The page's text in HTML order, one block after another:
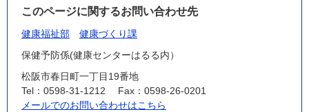
このページに関するお問い合わせ先
健康福祉部
健康づくり課
保健予防係(健康センターはるる内）
松阪市春日町一丁目19番地
Tel：0598-31-1212
Fax：0598-26-0201
メールでのお問い合わせはこちら